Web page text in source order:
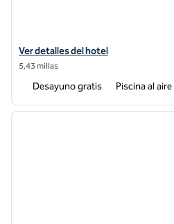
Ver detalles del hotel Home2 Suites
Ver detalles del hotel
5,43 millas
Desayuno gratis Piscina al
1 de 12